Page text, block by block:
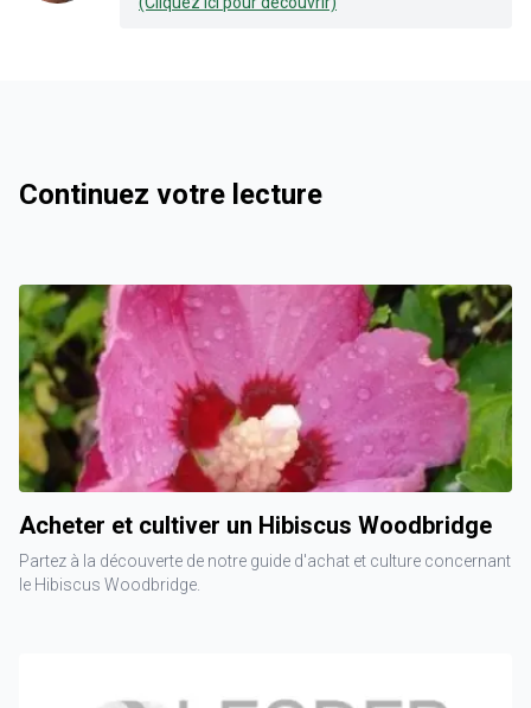
Continuez votre lecture
Acheter et cultiver un Hibiscus Woodbridge
Partez à la découverte de notre guide d'achat et culture concernant
le Hibiscus Woodbridge.